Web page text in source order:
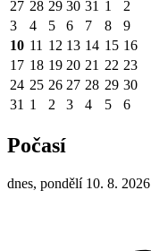
27 28 29 30 31 1
2
3
4 5 6 7 8
9
10 11 12 13 14 15 16
17 18 19 20 21 22 23
24 25 26 27 28 29 30
31 1 2 3 4 5 6
Počasí
dnes, pondělí 10. 8. 2026